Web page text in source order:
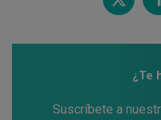
¿Te
Suscríbete a